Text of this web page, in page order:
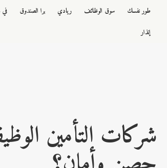
طور نفسك سوق الوظائف ريادي برا الصندوق
إنذار
شركات التأمين